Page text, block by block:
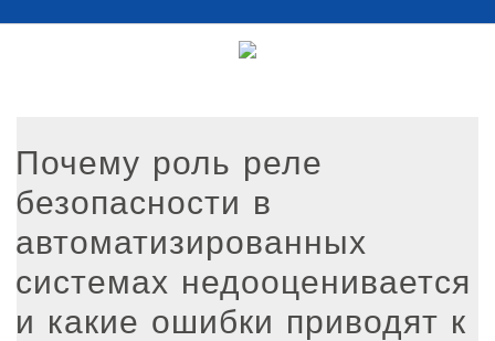
Почему роль реле
безопасности в
автоматизированных
системах недооценивается
и какие ошибки приводят к